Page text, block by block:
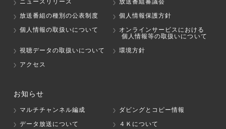
ニュースリリース
放送番組審議会
放送番組の種別の公表制度
個人情報保護方針
個人情報の取扱いについて
オンラインサービスにおける
個人情報等の取扱いについて
視聴データの取扱いについて
環境方針
アクセス
お知らせ
マルチチャンネル編成
ダビングとコピー情報
データ放送について
４Ｋについて